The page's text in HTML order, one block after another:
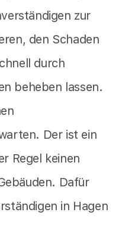
zur
den Schaden
durch
beheben lassen.
Der ist ein
Regel keinen
Dafür
in Hagen